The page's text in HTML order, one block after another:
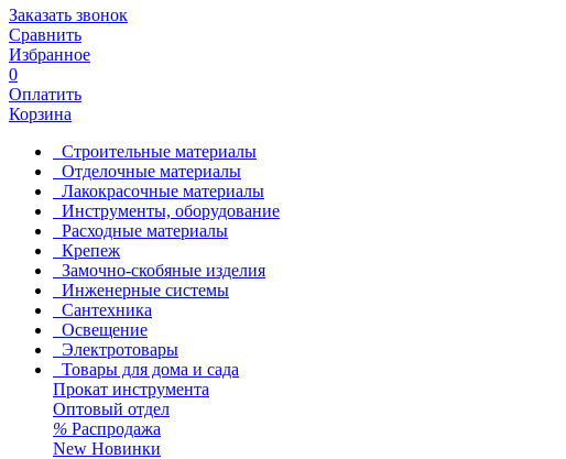
Заказать звонок
Сравнить
Избранное
0
Оплатить
Корзина
Строительные материалы
Отделочные материалы
Лакокрасочные материалы
Инструменты, оборудование
Расходные материалы
Крепеж
Замочно-скобяные изделия
Инженерные системы
Сантехника
Освещение
Электротовары
Товары для дома и сада
Прокат инструмента
Оптовый отдел
% Распродажа
New Новинки